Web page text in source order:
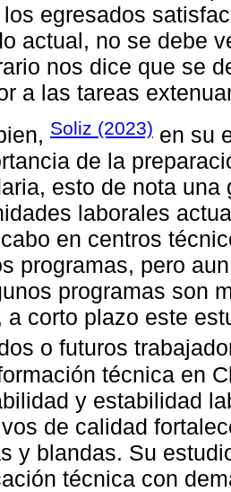
los egresados
actual, no se debe
nos dice que se
a las tareas
Soliz (2023) en su
de la
esto de nota
laborales
en centros
programas, pero
programas son
a corto plazo este
o futuros
técnica en
y estabilidad
de calidad
y blandas. Su
técnica con